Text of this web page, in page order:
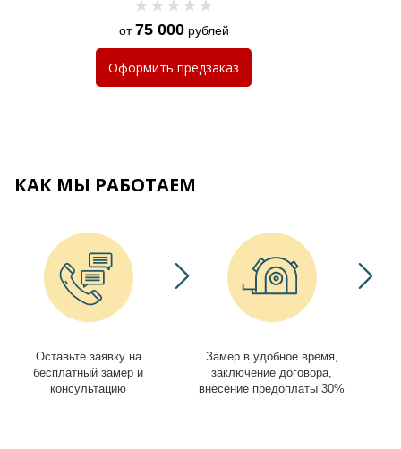
от75 000рублей
Оформить предзаказ
КАК МЫ РАБОТАЕМ
Оставьте заявку на
бесплатный замер и
консультацию
Замер в удобное время,
заключение договора,
внесение предоплаты 30%